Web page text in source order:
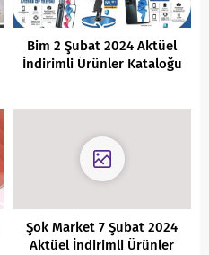
Bim 2 Şubat 2024 Aktüel
İndirimli Ürünler Kataloğu
Şok Market 7 Şubat 2024
Aktüel İndirimli Ürünler